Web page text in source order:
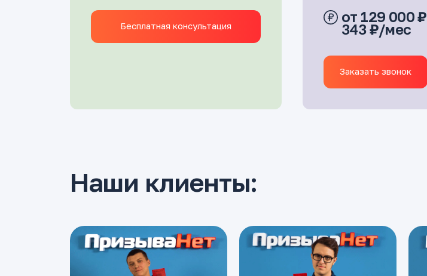
Бесплатная консультация
от 129 000 ₽
343 ₽/мес
Заказать звонок
Наши клиенты: